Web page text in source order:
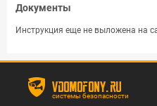
Документы
Инструкция еще не выложена на
vdomofony.ru
системы безопасности